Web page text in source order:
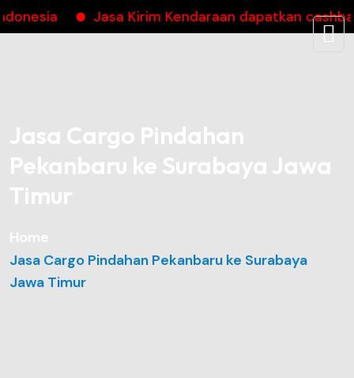
Jasa Kirim Kendaraan dapatkan cashback
Jasa Cargo Pindahan
Pekanbaru ke Surabaya Jawa
Timur
Home
Jasa Cargo Pindahan Pekanbaru ke Surabaya
Jawa Timur